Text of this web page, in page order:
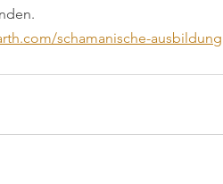
schamanische-ausbildung